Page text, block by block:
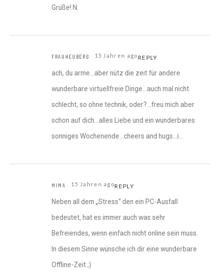
Grüße! N.
FRAUHEUBERG 15 Jahren agoREPLY
ach, du arme…aber nütz die zeit für andere
wunderbare virtuellfreie Dinge…auch mal nicht
schlecht, so ohne technik, oder?…freu mich aber
schon auf dich…alles Liebe und ein wunderbares
sonniges Wochenende…cheers and hugs…i…
MIMA 15 Jahren agoREPLY
Neben all dem „Stress“ den ein PC-Ausfall
bedeutet, hat es immer auch was sehr
Befreiendes, wenn einfach nicht online sein muss.
In diesem Sinne wünsche ich dir eine wunderbare
Offline-Zeit ;)